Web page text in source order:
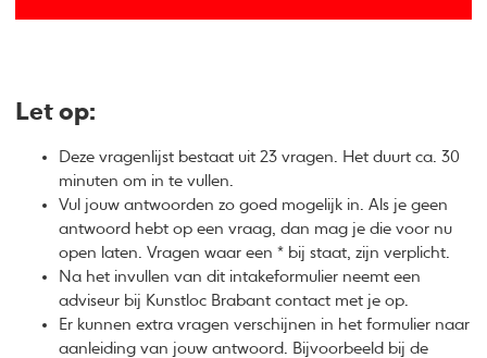
Let op:
Deze vragenlijst bestaat uit 23 vragen. Het duurt ca. 30
minuten om in te vullen.
Vul jouw antwoorden zo goed mogelijk in. Als je geen
antwoord hebt op een vraag, dan mag je die voor nu
open laten. Vragen waar een * bij staat, zijn verplicht.
Na het invullen van dit intakeformulier neemt een
adviseur bij Kunstloc Brabant contact met je op.
Er kunnen extra vragen verschijnen in het formulier naar
aanleiding van jouw antwoord. Bijvoorbeeld bij de